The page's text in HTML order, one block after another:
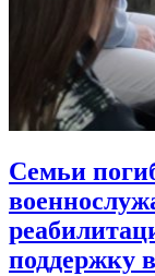
Семьи
поддержку